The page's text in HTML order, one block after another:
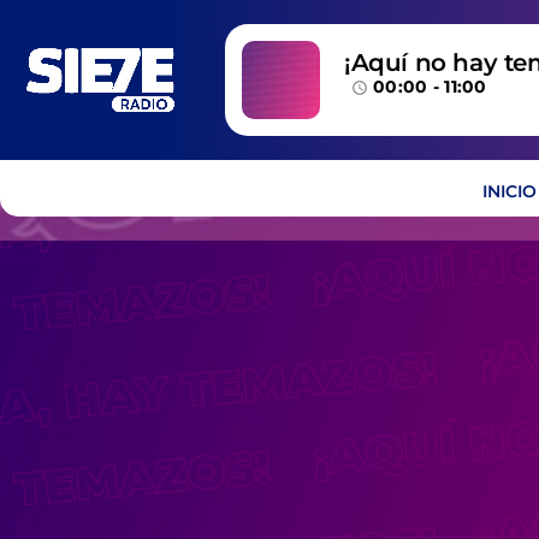
¡Aquí no hay
temazos!
access_time 00:00 - 11:00
INICIO